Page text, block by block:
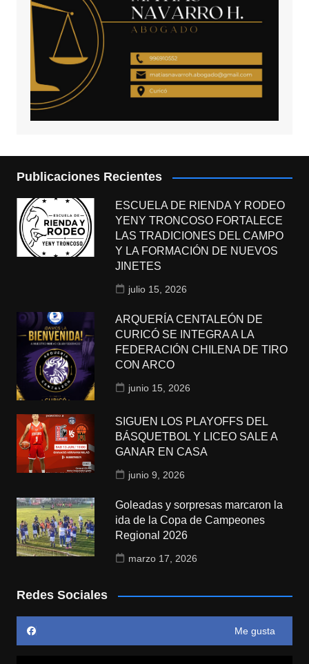
Publicaciones Recientes
ESCUELA DE RIENDA Y RODEO
YENY TRONCOSO FORTALECE
LAS TRADICIONES DEL CAMPO
Y LA FORMACIÓN DE NUEVOS
JINETES
julio 15, 2026
ARQUERÍA CENTALEÓN DE
CURICÓ SE INTEGRA A LA
FEDERACIÓN CHILENA DE TIRO
CON ARCO
junio 15, 2026
SIGUEN LOS PLAYOFFS DEL
BÁSQUETBOL Y LICEO SALE A
GANAR EN CASA
junio 9, 2026
Goleadas y sorpresas marcaron la
ida de la Copa de Campeones
Regional 2026
marzo 17, 2026
Redes Sociales
Me gusta